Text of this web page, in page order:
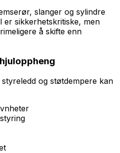
slanger og sylindre
er sikkerhetskritiske, men
å skifte enn
og støtdempere kan